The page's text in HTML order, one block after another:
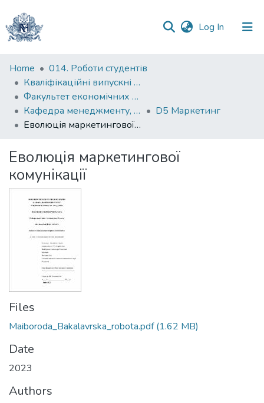
Log In (current)
Communities
&
Collections
All of DSpace
Statistics
Home
014. Роботи студентів
Кваліфікаційні випускні роботи здобувачів вищої освіти бакалаврських програм
Факультет економічних наук
Кафедра менеджменту, маркетингу та підприємництва
D5 Маркетинг
Еволюція маркетингової комунікації
Еволюція маркетингової
комунікації
Files
Maiboroda_Bakalavrska_robota.pdf(1.62 MB)
Date
2023
Authors